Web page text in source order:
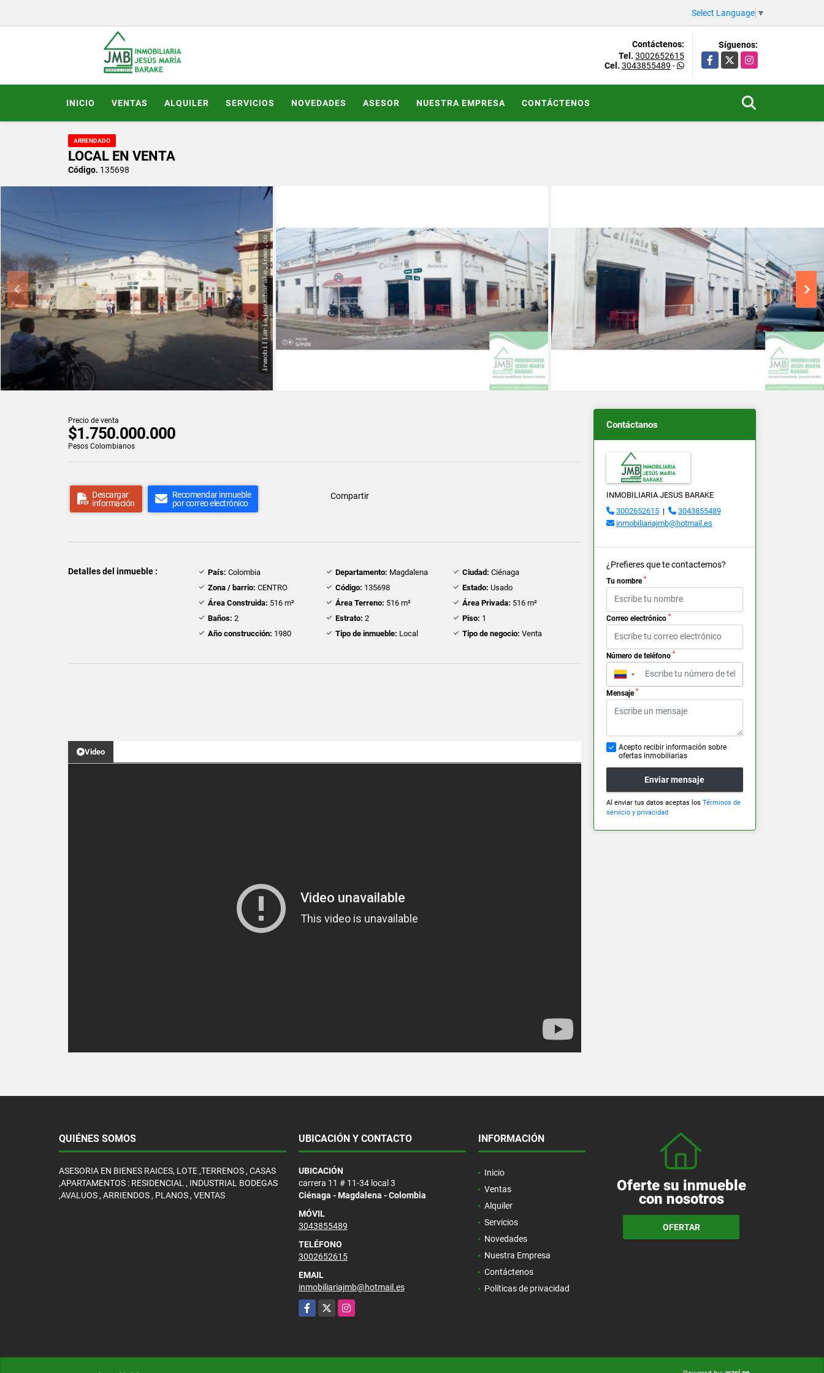
Select Language ▼
Contáctenos:
Tel. 3002652615
Cel. 3043855489 -
Síguenos:
Facebook
X Instagram
INICIO VENTAS ALQUILER SERVICIOS NOVEDADES ASESOR NUESTRA EMPRESA CONTÁCTENOS
ARRENDADO
LOCAL EN VENTA
Código. 135698
Precio de venta
$1.750.000.000
Pesos Colombianos
Descargar
información
Recomendar inmueble
por correo electrónico
Compartir
Detalles del inmueble : País: Colombia Departamento: Magdalena Ciudad: Ciénaga
Zona / barrio: CENTRO Código: 135698 Estado: Usado
Área Construida: 516 m² Área Terreno: 516 m² Área Privada: 516 m²
Baños: 2 Estrato: 2 Piso: 1
Año construcción: 1980 Tipo de inmueble: Local Tipo de negocio: Venta
Video
Contáctanos
INMOBILIARIA JESUS BARAKE
3002652615|
3043855489
inmobiliariajmb@hotmail.es
¿Prefieres que te contactemos?
Tu nombre *
Correo electrónico *
Número de teléfono *
▼
Mensaje *
Acepto recibir información sobre
ofertas inmobiliarias
Enviar mensaje
Al enviar tus datos aceptas los Términos de
servicio y privacidad
QUIÉNES SOMOS
ASESORIA EN BIENES RAICES, LOTE ,TERRENOS , CASAS
,APARTAMENTOS : RESIDENCIAL , INDUSTRIAL BODEGAS
,AVALUOS , ARRIENDOS , PLANOS , VENTAS
UBICACIÓN Y CONTACTO
UBICACIÓN
carrera 11 # 11-34 local 3
Ciénaga - Magdalena - Colombia
MÓVIL
3043855489
TELÉFONO
3002652615
EMAIL
inmobiliariajmb@hotmail.es
Facebook
X Instagram
INFORMACIÓN
Inicio
Ventas
Alquiler
Servicios
Novedades
Nuestra Empresa
Contáctenos
Políticas de privacidad
Oferte su inmueble
con nosotros
OFERTAR